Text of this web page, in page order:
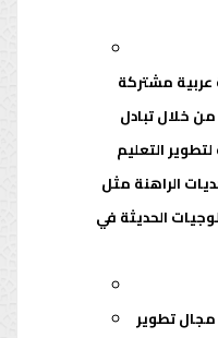
عربية مشتركة
خلال تبادل
التعليم
الراهنة مثل
الحديثة في
مجال تطوير